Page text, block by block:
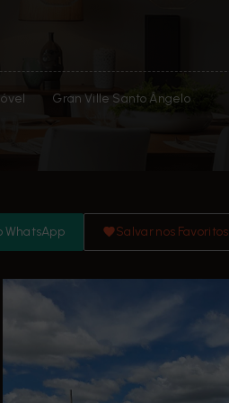
Gran Ville Santo Ângelo
WhatsApp Salvar nos Favoritos